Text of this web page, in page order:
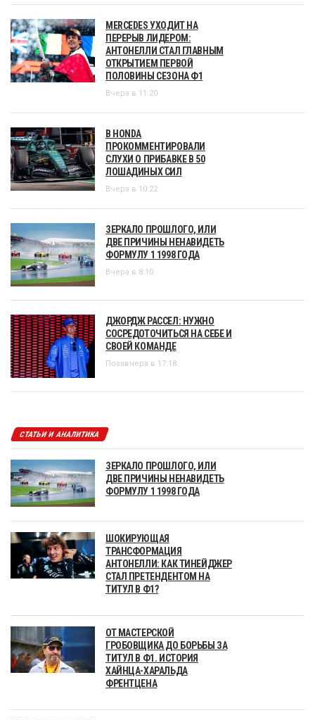
MERCEDES УХОДИТ НА
ПЕРЕРЫВ ЛИДЕРОМ:
АНТОНЕЛЛИ СТАЛ ГЛАВНЫМ
ОТКРЫТИЕМ ПЕРВОЙ
ПОЛОВИНЫ СЕЗОНА Ф1
Вчера в 11:20
В HONDA
ПРОКОММЕНТИРОВАЛИ
СЛУХИ О ПРИБАВКЕ В 50
ЛОШАДИНЫХ СИЛ
Вчера в 10:22
ЗЕРКАЛО ПРОШЛОГО, ИЛИ
ДВЕ ПРИЧИНЫ НЕНАВИДЕТЬ
ФОРМУЛУ 1 1998 ГОДА
Вчера в 8:10
ДЖОРДЖ РАССЕЛ: НУЖНО
СОСРЕДОТОЧИТЬСЯ НА СЕБЕ И
СВОЕЙ КОМАНДЕ
Позавчера в 17:18
СТАТЬИ И АНАЛИТИКА
ЗЕРКАЛО ПРОШЛОГО, ИЛИ
ДВЕ ПРИЧИНЫ НЕНАВИДЕТЬ
ФОРМУЛУ 1 1998 ГОДА
ШОКИРУЮЩАЯ
ТРАНСФОРМАЦИЯ
АНТОНЕЛЛИ: КАК ТИНЕЙДЖЕР
СТАЛ ПРЕТЕНДЕНТОМ НА
ТИТУЛ В Ф1?
ОТ МАСТЕРСКОЙ
ГРОБОВЩИКА ДО БОРЬБЫ ЗА
ТИТУЛ В Ф1. ИСТОРИЯ
ХАЙНЦА-ХАРАЛЬДА
ФРЕНТЦЕНА